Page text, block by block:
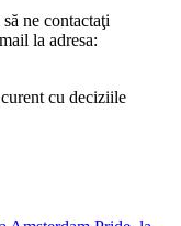
ne contactaţi
la adresa:
cu deciziile